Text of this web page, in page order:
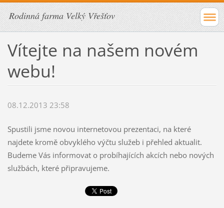
Rodinná farma Velký Vřešťov
Vítejte na našem novém
webu!
08.12.2013 23:58
Spustili jsme novou internetovou prezentaci, na které
najdete kromě obvyklého výčtu služeb i přehled aktualit.
Budeme Vás informovat o probíhajících akcích nebo nových
službách, které připravujeme.